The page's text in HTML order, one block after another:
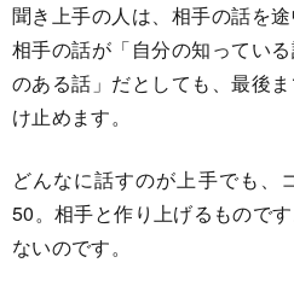
聞き上手の人は、相手の話を
相手の話が「自分の知ってい
のある話」だとしても、最後
け止めます。
どんなに話すのが上手でも、
50。相手と作り上げるもので
ないのです。